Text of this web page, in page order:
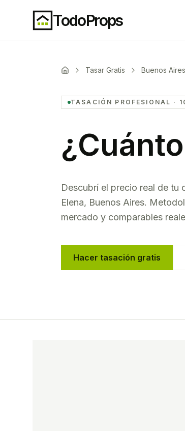
TodoProps
Tasar Gratis Buenos Aires
TASACIÓN PROFESIONAL ·
Descubrí el precio real de tu
Elena, Buenos Aires.
mercado y comparables
Hacer tasación gratis